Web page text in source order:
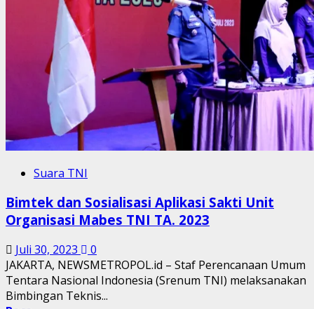
Suara TNI
Bimtek dan Sosialisasi Aplikasi Sakti Unit
Organisasi Mabes TNI TA. 2023
Juli 30, 2023
0
JAKARTA, NEWSMETROPOL.id – Staf Perencanaan Umum
Tentara Nasional Indonesia (Srenum TNI) melaksanakan
Bimbingan Teknis...